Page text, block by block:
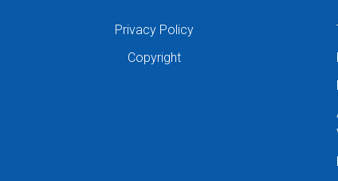
Privacy Policy
Copyright